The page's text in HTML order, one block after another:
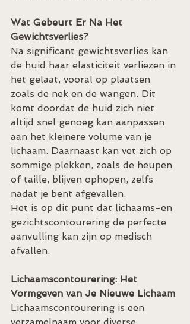
Wat Gebeurt Er Na Het
Gewichtsverlies?
Na significant gewichtsverlies kan
de huid haar elasticiteit verliezen in
het gelaat, vooral op plaatsen
zoals de nek en de wangen. Dit
komt doordat de huid zich niet
altijd snel genoeg kan aanpassen
aan het kleinere volume van je
lichaam. Daarnaast kan vet zich op
sommige plekken, zoals de heupen
of taille, blijven ophopen, zelfs
nadat je bent afgevallen.
Het is op dit punt dat lichaams-en
gezichtscontourering de perfecte
aanvulling kan zijn op medisch
afvallen.
Lichaamscontourering: Het
Vormgeven van Je Nieuwe Lichaam
Lichaamscontourering is een